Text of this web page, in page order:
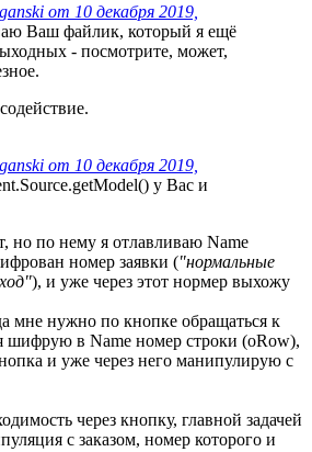
от 10 декабря 2019,
Ваш файлик, который я ещё
- посмотрите, может,
от 10 декабря 2019,
у Вас и
но по нему я отлавливаю Name
номер заявки ("нормальные
), и уже через этот нормер выхожу
мне нужно по кнопке обращаться к
шифрую в Name номер строки (oRow),
и уже через него манипулирую с
через кнопку, главной задачей
с заказом, номер которого и